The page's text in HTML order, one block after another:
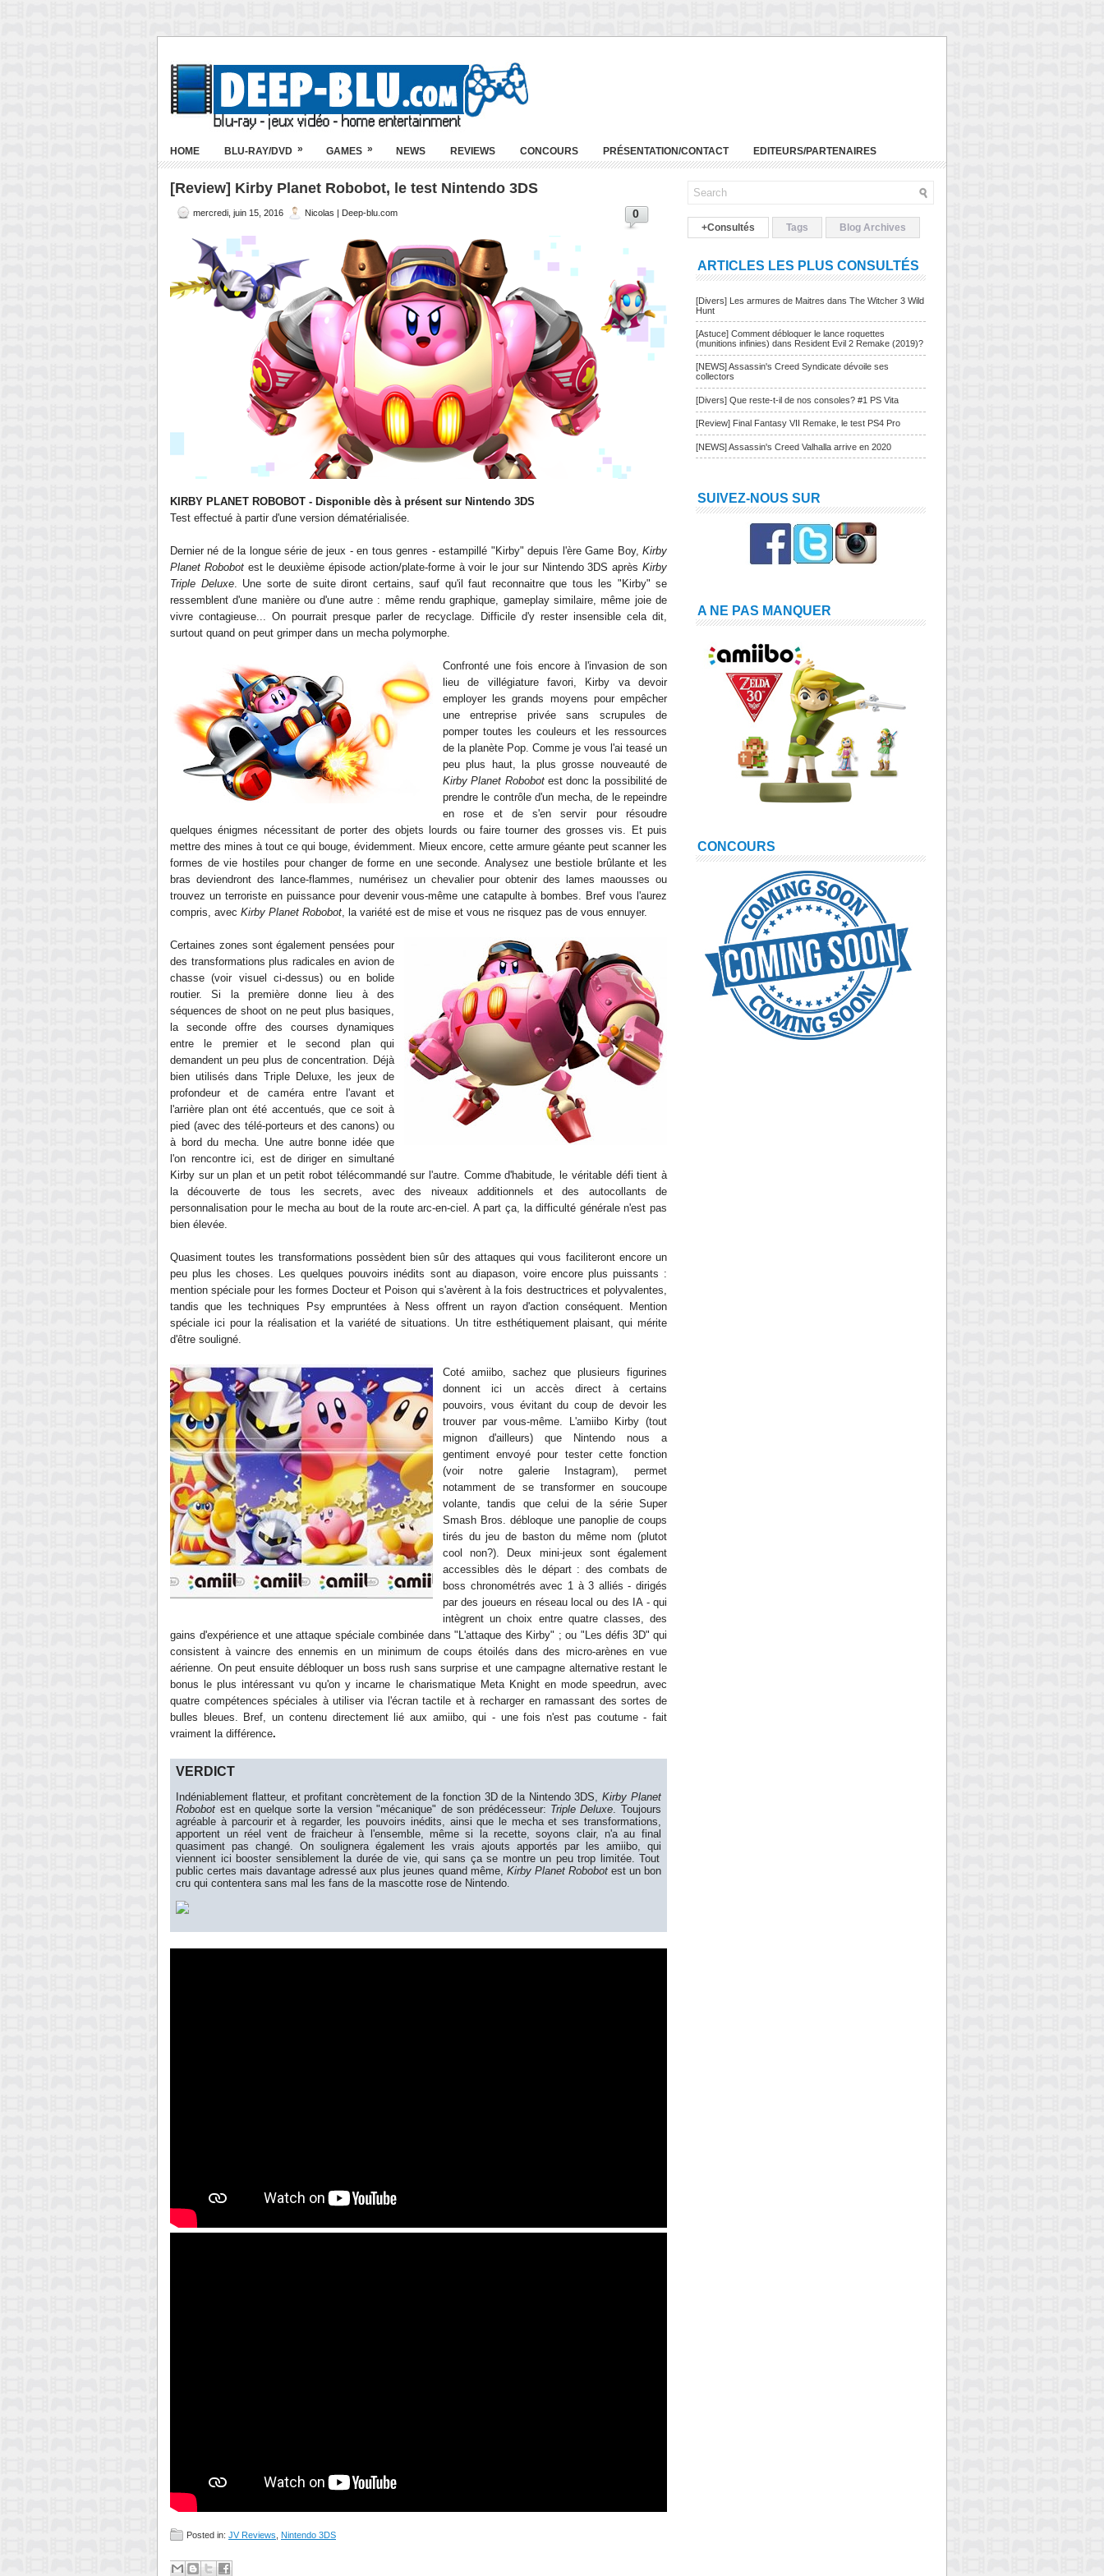
HOME BLU-RAY/DVD » GAMES » NEWS REVIEWS CONCOURS PRÉSENTATION/CONTACT EDITEURS/PARTENAIRES
[Review] Kirby Planet Robobot, le test Nintendo 3DS
mercredi, juin 15, 2016 Nicolas | Deep-blu.com 0
KIRBY PLANET ROBOBOT - Disponible dès à présent sur N intendo 3DS
Test effectué à partir d'une version dématérialisée.
Dernier né de la longue série de jeux - en tous genres - estampillé "Kirby" depuis l'ère Game Boy, Kirby
Planet Robobotest le deuxième épisode action/plate-forme à voir le jour sur Nintendo 3DS aprèsKirby
Triple Deluxe. Une sorte de suite diront certains, sauf qu'il faut reconnaitre que tous les "Kirby" se
ressemblent d'une manière ou d'une autre : même rendu graphique, gameplay similaire, même joie de
vivre contagieuse... On pourrait presque parler de recyclage. Difficile d'y rester insensible cela dit,
surtout quand on peut grimper dans un mecha polymorphe.
Confronté une fois encore à l'invasion de son
lieu de villégiature favori, Kirby va devoir
employer les grands moyens pour empêcher
une entreprise privée sans scrupules de
pomper toutes les couleurs et les ressources
de la planète Pop. Comme je vous l'ai teasé un
peu plus haut, la plus grosse nouveauté de
KirbyPlanet Robobot estdonc la possibilité de
prendre le contrôle d'un mecha, de le repeindre
en rose et de s'en servir pour résoudre
quelques énigmes nécessitant de porter des objets lourds ou faire tourner des grosses vis. Et puis
mettre des mines à tout ce qui bouge, évidemment. Mieux encore, cette armure géante peut scanner les
formes de vie hostiles pour changer de forme en une seconde. Analysez une bestiole brûlante et les
bras deviendront des lance-flammes, numérisez un chevalier pour obtenir des lames maousses ou
trouvez un terroriste en puissance pour devenir vous-même une catapulte à bombes. Bref vous l'aurez
compris, avec Kirby Planet Robobot, la variété est de mise et vous ne risquez pas de vous ennuyer.
Certaines zones sont également pensées pour
des transformations plus radicales en avion de
chasse (voir visuel ci-dessus) ou en bolide
routier. Si la première donne lieu à des
séquences de shooton ne peut plus basiques,
la seconde offre des courses dynamiques
entre le premier et le second plan qui
demandent un peu plus de concentration. Déjà
bien utilisés dans Triple Deluxe, les jeux de
profondeur et de caméra entre
l'avant et
l'arrière planont été accentués, que ce soit à
pied (avec des télé-porteurs et des canons) ou
à bord du mecha. Une autre bonne idée que
l'on rencontre ici, est de diriger en simultané
Kirby sur un plan et un petit robot télécommandé sur l'autre. Comme d'habitude, le véritable défi tient à
la découverte de tous les secrets, avec des niveaux additionnels et des autocollants de
personnalisation pour le mecha au bout de la route arc-en-ciel. A part ça, la difficulté générale n'est pas
bien élevée.
Quasiment toutes les transformations possèdent bien sûr des attaques quivous faciliterontencore un
peu plus les choses. Les quelques pouvoirs inédits sont au diapason, voire encore plus puissants :
mention spéciale pour les formes Docteur et Poison qui s'avèrent à la fois destructrices et polyvalentes,
tandis que les techniques Psy empruntées à Ness offrent un rayon d'action conséquent.
Mention
spéciale ici pour laréalisation et a variété de situations. Un titre esthétiquementplaisant, qui mérite
d'être souligné.
Coté amiibo, sachez que plusieurs figurines
donnent ici un accèsdirect à certains
pouvoirs, vous évitant du coupde devoir les
trouver par vous-même. L'amiibo Kirby (tout
mignon d'ailleurs) que Nintendo nous a
gentiment envoyé pour tester cette fonction
(voir notregalerie Instagram),
permet
notamment de se transformer en soucoupe
volante, tandis que celui de la série Super
Smash Bros. débloque une panoplie de coups
tirés du jeu de baston du même nom (plutot
cool non?).
Deux mini-jeux sont
également
accessibles dès le départ : des combats de
boss chronométrés avec 1 à 3 alliés - dirigés
par des joueurs en réseau local ou des IA - qui
intègrent un choix entre quatre classes, des
gains d'expérience et une attaque spéciale combinée dans "L'attaque des Kirby" ; ou "Les défis 3D" qui
consistent à vaincre des ennemis en un minimum de coups étoilés dans des micro-arènes en vue
aérienne. On peut ensuite débloquer un boss rush sans surprise et une campagne alternative restant le
bonus le plus intéressant vu qu'on y incarne le charismatique Meta Knight en mode speedrun, avec
quatre compétences spéciales à utiliser via l'écran tactile et à recharger en ramassant des sortes de
bulles bleues. Bref, un contenu directement lié aux amiibo, qui- une fois n'est pas coutume - fait
vraiment la différence.
VERDICT
Indéniablement flatteur, et profitant concrètement dela fonction 3D de la Nintendo 3DS,Kirby Planet
Robobot est en quelque sorte la version"mécanique" de son prédécesseur: Triple Deluxe. Toujours
agréable à parcourir et à regarder, les pouvoirs inédits, ainsi que le mecha et ses transformations,
apportent un réel vent de fraicheur à
l'ensembl e, même si la recette, soyons clair, n'a au final
quasiment pas changé. On soulignera également les vrais ajouts apportés par les amiibo, qui
viennent ici booster sensiblement la durée de vie, qui sans ça se montre un peu trop limitée. Tout
public certes mais davantage adressé aux plus jeunes quand même, Kirby Planet Robobotest un bon
cru qui contentera sans mal les fans de la mascotte rose de Nintendo.
Posted in: JV Reviews Nintendo 3DS
+Consultés Tags Blog Archives
ARTICLES LES PLUS CONSULTÉS
[Divers] Les armures de Maitres dans The Witcher 3 Wild
Hunt
[Astuce] Comment débloquer le lance roquettes
(munitions infinies) dans Resident Evil 2 Remake (2019)?
[NEWS] Assassin's Creed Syndicate dévoile ses
collectors
[Divers] Que reste-t-il de nos consoles? #1 PS Vita
[Review] Final Fantasy VII Remake, le test PS4 Pro
[NEWS] Assassin's Creed Valhalla arrive en 2020
SUIVEZ-NOUS SUR
A NE PAS MANQUER
CONCOURS